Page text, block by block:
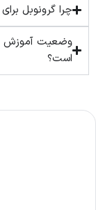
چرا گرونوبل
وضعیت آموزش
است؟